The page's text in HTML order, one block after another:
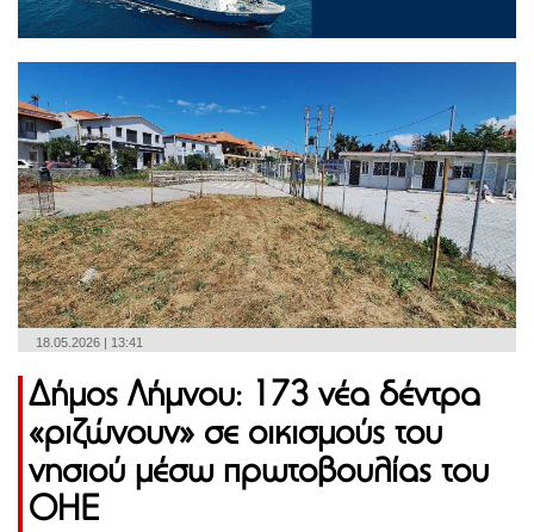
18.05.2026 | 13:41
Δήμος Λήμνου: 173 νέα δέντρα
«ριζώνουν» σε οικισμούς του
νησιού μέσω πρωτοβουλίας του
ΟΗΕ